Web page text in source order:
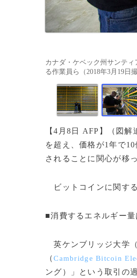
カナダ・ケベック州サンテ
る作業員ら（2018年3月19日
【4月8日 AFP】（図
を超え、価格が1年で
されることに関心が移
ビットコインに関す
■消費するエネルギー量
英ケンブリッジ大学
（Cambridge Bitcoin
ング）」という取引の